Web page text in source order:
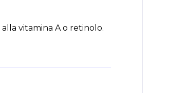
vitamina A o retinolo.